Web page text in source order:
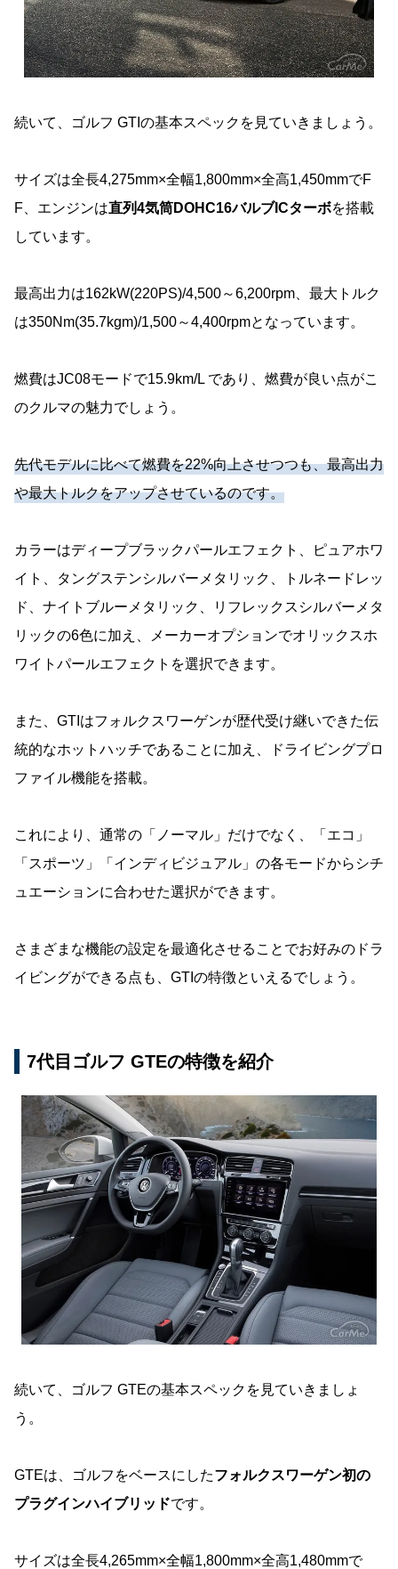
続いて、ゴルフ GTIの基本スペックを見ていきましょう。
サイズは全長4,275mm×全幅1,800mm×全高1,450mmでF
F、エンジンは直列4気筒DOHC16バルブICターボを搭載
しています。
最高出力は162kW(220PS)/4,500～6,200rpm、最大トルク
は350Nm(35.7kgm)/1,500～4,400rpmとなっています。
燃費はJC08モードで15.9km/L であり、燃費が良い点がこ
のクルマの魅力でしょう。
先代モデルに比べて燃費を22%向上させつつも、最高出力
や最大トルクをアップさせているのです。
カラーはディープブラックパールエフェクト、ピュアホワ
イト、タングステンシルバーメタリック、トルネードレッ
ド、ナイトブルーメタリック、リフレックスシルバーメタ
リックの6色に加え、メーカーオプションでオリックスホ
ワイトパールエフェクトを選択できます。
また、GTIはフォルクスワーゲンが歴代受け継いできた伝
統的なホットハッチであることに加え、ドライビングプロ
ファイル機能を搭載。
これにより、通常の「ノーマル」だけでなく、「エコ」
「スポーツ」「インディビジュアル」の各モードからシチ
ュエーションに合わせた選択ができます。
さまざまな機能の設定を最適化させることでお好みのドラ
イビングができる点も、GTIの特徴といえるでしょう。
7代目ゴルフ GTEの特徴を紹介
続いて、ゴルフ GTEの基本スペックを見ていきましょ
う。
GTEは、ゴルフをベースにしたフォルクスワーゲン初の
プラグインハイブリッドです。
サイズは全長4,265mm×全幅1,800mm×全高1,480mmで